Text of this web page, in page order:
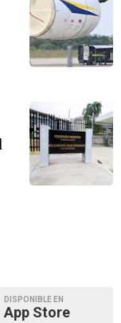
DISPONIBLE EN
App Store